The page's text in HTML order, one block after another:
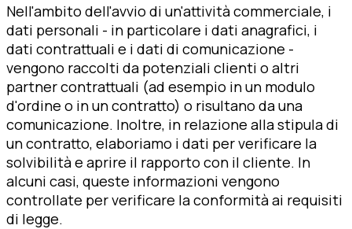
Nell'ambito dell'avvio di un'attività commerciale, i
dati personali - in particolare i dati anagrafici, i
dati contrattuali e i dati di comunicazione -
vengono raccolti da potenziali clienti o altri
partner contrattuali (ad esempio in un modulo
d'ordine o in un contratto) o risultano da una
comunicazione. Inoltre, in relazione alla stipula di
un contratto, elaboriamo i dati per verificare la
solvibilità e aprire il rapporto con il cliente. In
alcuni casi, queste informazioni vengono
controllate per verificare la conformità ai requisiti
di legge.